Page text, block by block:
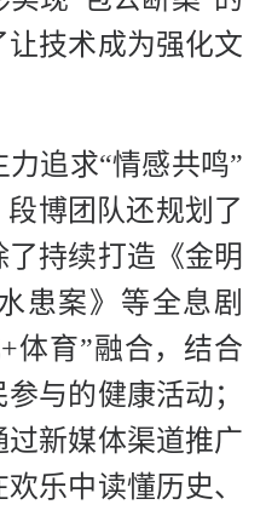
技术成为强化文
追求“情感共鸣”
博团队还规划了
持续打造《金明
患案》等全息剧
体育”融合，结合
与的健康活动；
过新媒体渠道推广
乐中读懂历史、